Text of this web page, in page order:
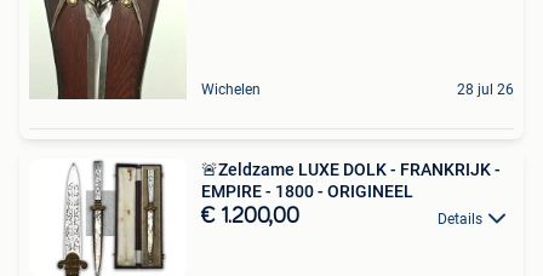
Wichelen 28 jul 26
🚨Zeldzame LUXE DOLK - FRANKRIJK -
EMPIRE - 1800 - ORIGINEEL
€ 1.200,00 Details